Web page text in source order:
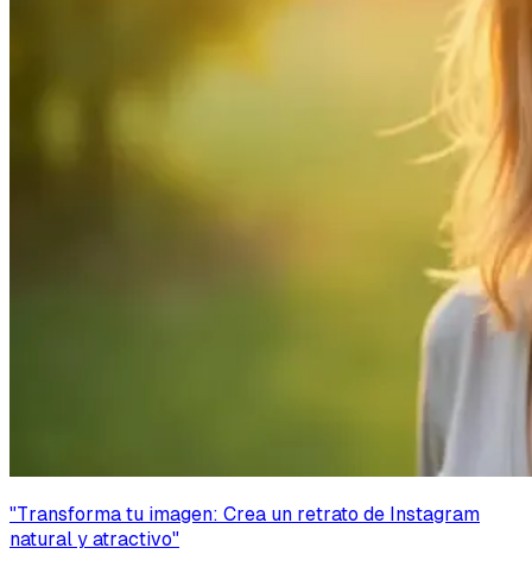
"Transforma tu imagen: Crea un retrato de Instagram
natural y atractivo"